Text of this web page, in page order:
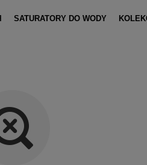
SATURATORY DO WODY